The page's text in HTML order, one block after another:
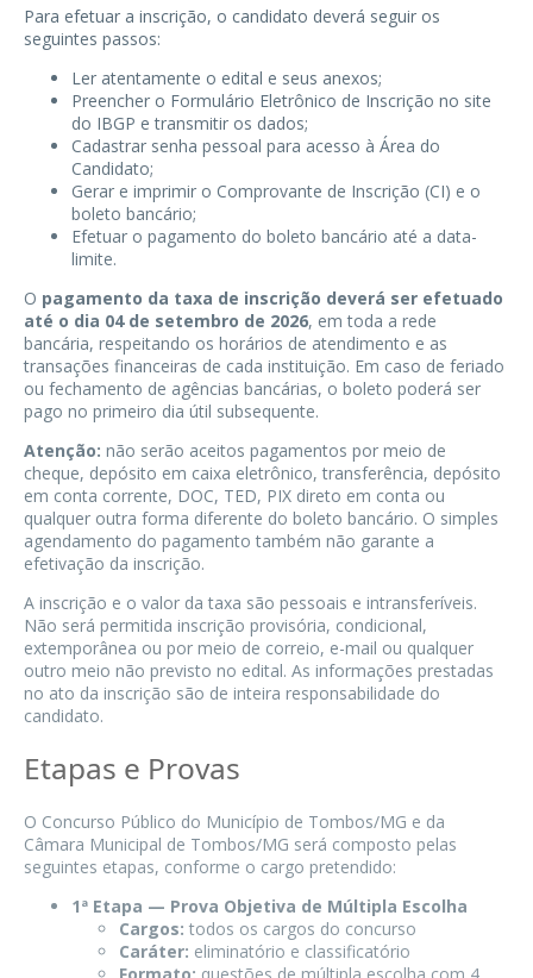
Para efetuar a inscrição, o candidato deverá seguir os
seguintes passos:
Ler atentamente o edital e seus anexos;
Preencher o Formulário Eletrônico de Inscrição no site
do IBGP e transmitir os dados;
Cadastrar senha pessoal para acesso à Área do
Candidato;
Gerar e imprimir o Comprovante de Inscrição (CI) e o
boleto bancário;
Efetuar o pagamento do boleto bancário até a data-
limite.
O pagamento da taxa de inscrição deverá ser efetuado
até o dia 04 de setembro de 2026, em toda a rede
bancária, respeitando os horários de atendimento e as
transações financeiras de cada instituição. Em caso de feriado
ou fechamento de agências bancárias, o boleto poderá ser
pago no primeiro dia útil subsequente.
Atenção: não serão aceitos pagamentos por meio de
cheque, depósito em caixa eletrônico, transferência, depósito
em conta corrente, DOC, TED, PIX direto em conta ou
qualquer outra forma diferente do boleto bancário. O simples
agendamento do pagamento também não garante a
efetivação da inscrição.
A inscrição e o valor da taxa são pessoais e intransferíveis.
Não será permitida inscrição provisória, condicional,
extemporânea ou por meio de correio, e-mail ou qualquer
outro meio não previsto no edital. As informações prestadas
no ato da inscrição são de inteira responsabilidade do
candidato.
Etapas e Provas
O Concurso Público do Município de Tombos/MG e da
Câmara Municipal de Tombos/MG será composto pelas
seguintes etapas, conforme o cargo pretendido:
1ª Etapa — Prova Objetiva de Múltipla Escolha
Cargos: todos os cargos do concurso
Caráter: eliminatório e classificatório